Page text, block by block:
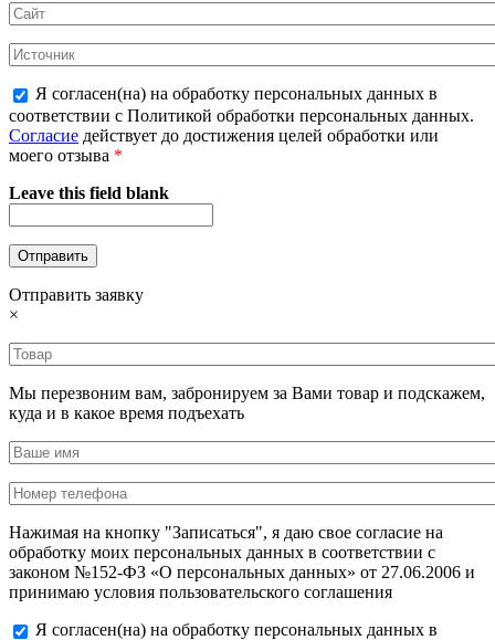
Я согласен(на) на обработку персональных данных в
соответствии с Политикой обработки персональных данных.
Согласие действует до достижения целей обработки или
моего отзыва *
Leave this field blank
Отправить заявку
×
Мы перезвоним вам, забронируем за Вами товар и подскажем,
куда и в какое время подъехать
Нажимая на кнопку "Записаться", я даю свое согласие на
обработку моих персональных данных в соответствии с
законом №152-ФЗ «О персональных данных» от 27.06.2006 и
принимаю условия пользовательского соглашения
Я согласен(на) на обработку персональных данных в